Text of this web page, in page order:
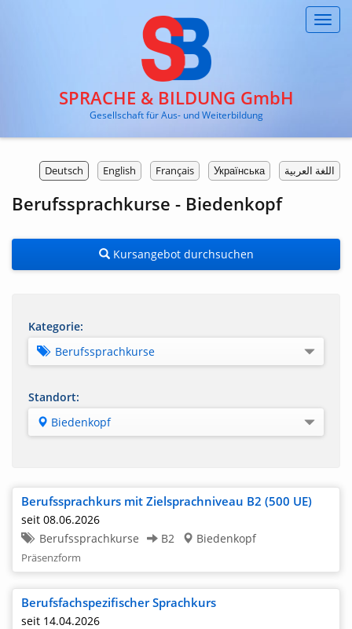
SPRACHE & BILDUNG GmbH
Gesellschaft für Aus- und Weiterbildung
اللغة العربية Українська
Français
English
Deutsch
Berufssprachkurse - Biedenkopf
Kursangebot durchsuchen
Kategorie:
Berufssprachkurse
Integrationskurse
Berufssprachkurse
Weitere Deutschkurse
Coaching
Weiterbildung
Private Arbeitsvermittlung
Sonstiges
Standort:
Biedenkopf
Bad Langensalza
Bad Sooden Allendorf
Bensheim
Biedenkopf
Diez
Berufssprachkurs mit Zielsprachniveau B2 (500 UE)
seit 08.06.2026
Berufssprachkurse
B2 Biedenkopf
Präsenzform
Berufsfachspezifischer Sprachkurs
seit 14.04.2026